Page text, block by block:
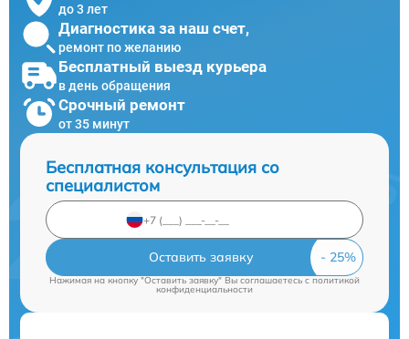
до 3 лет
Диагностика за наш счет,
ремонт по желанию
Бесплатный выезд курьера
в день обращения
Срочный ремонт
от 35 минут
Бесплатная консультация со
специалистом
Оставить заявку
Нажимая на кнопку "Оставить заявку" Вы соглашаетесь c политикой
конфиденциальности